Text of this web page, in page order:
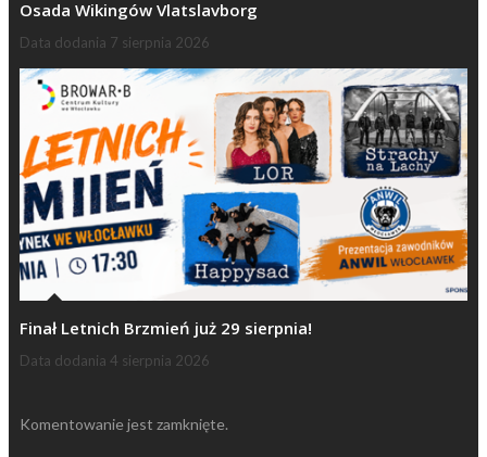
Osada Wikingów Vlatslavborg
Data dodania 7 sierpnia 2026
Finał Letnich Brzmień już 29 sierpnia!
Data dodania 4 sierpnia 2026
Komentowanie jest zamknięte.